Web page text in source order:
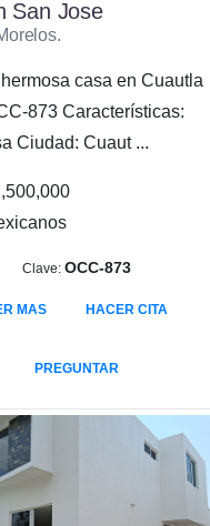
San Jose
casa en Cuautla
873 Características:
Ciudad: Cuaut ...
Clave: OCC-873
MAS HACER CITA
PREGUNTAR